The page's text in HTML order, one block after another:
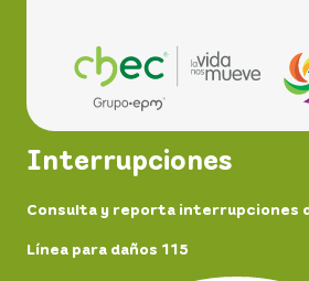
Interrupciones
Consulta y reporta interrupciones
Línea para daños 115